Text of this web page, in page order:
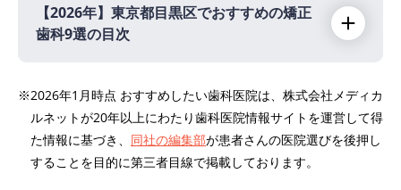
【2026年】 東京都目黒区でおすすめの矯正
歯科9選の目次
医療法人社団山手会 アトラスタワーデンタル
クリニック
もんでん歯科クリニック
※2026年1月時点 おすすめしたい歯科医院は、株式会社メディカ
ルネットが20年以上にわたり歯科医院情報サイトを運営して得
た情報に基づき、 同社の編集部が患者さんの医院選びを後押し
することを目的に第三者目線で掲載しております。